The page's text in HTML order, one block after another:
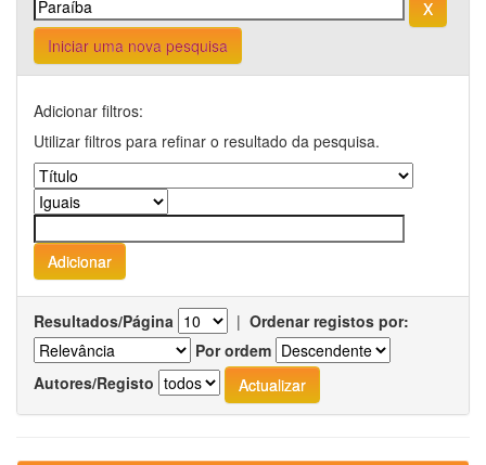
Iniciar uma nova pesquisa
Adicionar filtros:
Utilizar filtros para refinar o resultado da pesquisa.
Resultados/Página | Ordenar registos por:
Por ordem
Autores/Registo